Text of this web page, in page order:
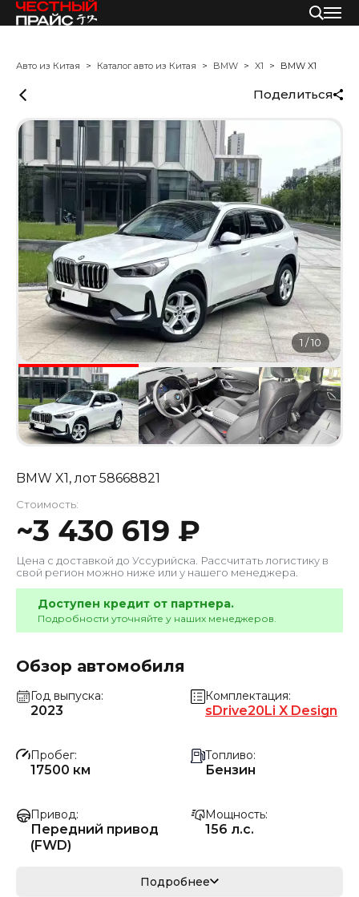
Авто из Китая Каталог авто из Китая BMW X1 BMW X1
Поделиться
1 /10
BMW X1, лот58668821
Стоимость:
~3 430 619 ₽
Цена с доставкой до Уссурийска . Рассчитать логистику в
свой регион можно ниже или у нашего менеджера.
Доступен кредит от партнера.
Подробности уточняйте у наших менеджеров.
Обзор автомобиля
Год выпуска
2023
Комплектация
sDrive20Li X Design
Пробег
17500 км
Топливо
Бензин
Привод
Передний привод
(FWD)
Мощность
156 л.с.
115 кВ
Подробнее